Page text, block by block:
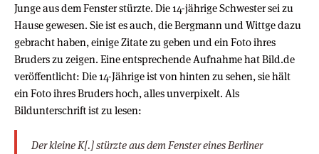
Junge aus dem Fenster stürzte. Die 14-jährige Schwester sei zu
Hause gewesen. Sie ist es auch, die Bergmann und Wittge dazu
gebracht haben, einige Zitate zu geben und ein Foto ihres
Bruders zu zeigen. Eine entsprechende Aufnahme hat Bild.de
veröffentlicht: Die 14-Jährige ist von hinten zu sehen, sie hält
ein Foto ihres Bruders hoch, alles unverpixelt. Als
Bildunterschrift ist zu lesen:
Der kleine K[.] stürzte aus dem Fenster eines Berliner